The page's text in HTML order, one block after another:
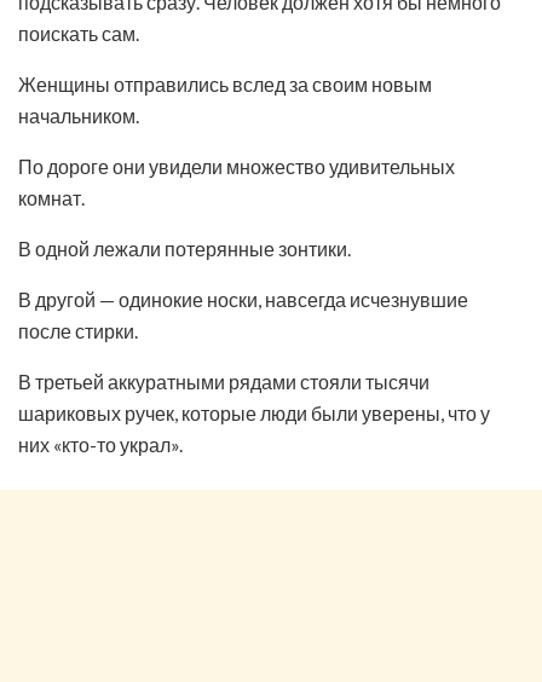
поискать сам.
Женщины отправились вслед за своим новым
начальником.
По дороге они увидели множество удивительных
комнат.
В одной лежали потерянные зонтики.
В другой — одинокие носки, навсегда исчезнувшие
после стирки.
В третьей аккуратными рядами стояли тысячи
шариковых ручек, которые люди были уверены, что у
них «кто-то украл».